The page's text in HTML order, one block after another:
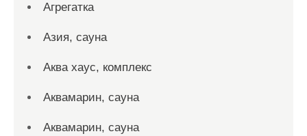
Агрегатка
Азия, сауна
Аква хаус, комплекс
Аквамарин, сауна
Аквамарин, сауна